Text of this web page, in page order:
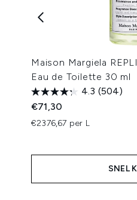
Maison Margiela
Eau de Toilette 30 ml
4.3 (504)
€71,30
€2376,67 per L
SNEL